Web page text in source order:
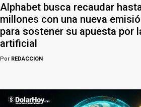
Alphabet busca recaudar
millones con una nueva
para sostener su apuesta por
artificial
Por REDACCION